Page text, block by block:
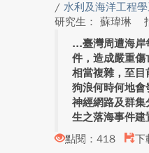
/ 水利及海洋工程
研究生： 蘇瑋琳
臺灣周遭海岸
件，造成嚴重傷
相當複雜，至
狗浪何時何地
神經網路及群
生之落海事件建
點閱：418
下